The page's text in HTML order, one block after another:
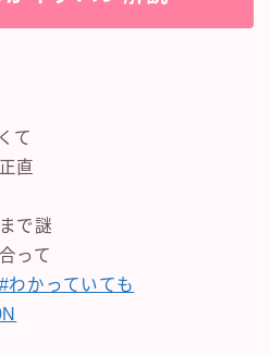
て
直
で謎
って
#わかっていても